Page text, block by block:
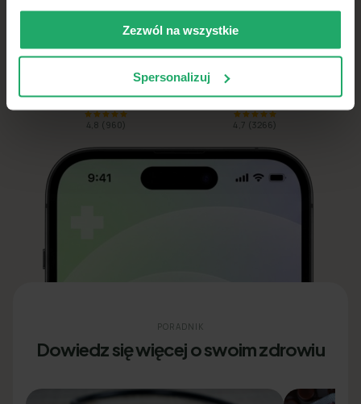
Zezwól na wszystkie
Spersonalizuj
lub telefon. Teleporady, e-recepty, e-skierowania
App Store
4,8 ( 960 )
Google Play
4,7 ( 3266 )
PORADNIK
Dowiedz się więcej o swoim zdrowiu